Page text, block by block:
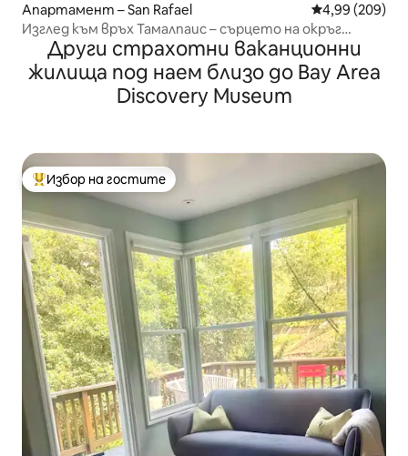
Апартамент – San Rafael Средна
4,99 (209)
Изглед към връх Тамалпаис – сърцето на окръг
МаринДруги страхотни ваканционни
жилища под наем близо до Bay Area
Discovery Museum
Най-популярен избор на гостите
Избор на гостите